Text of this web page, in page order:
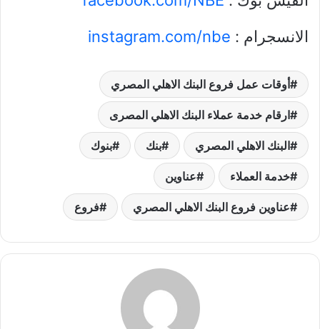
الانسجرام : instagram.com/nbe
أوقات عمل فروع البنك الاهلي المصري
ارقام خدمة عملاء البنك الاهلي المصرى
البنك الاهلي المصري بنك بنوك
خدمة العملاء عناوين
عناوين فروع البنك الاهلي المصري فروع